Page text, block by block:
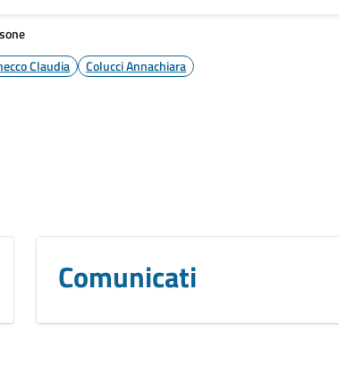
Claudia
Colucci Annachiara
Comunicati